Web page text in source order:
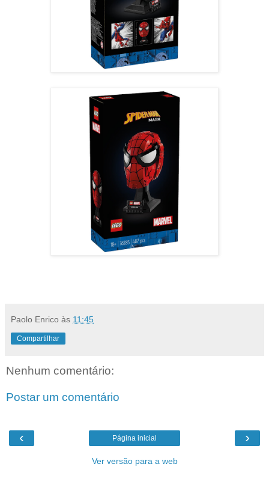
Paolo Enrico às 11:45
Compartilhar
Nenhum comentário:
Postar um comentário
‹ ›
Página inicial
Ver versão para a web